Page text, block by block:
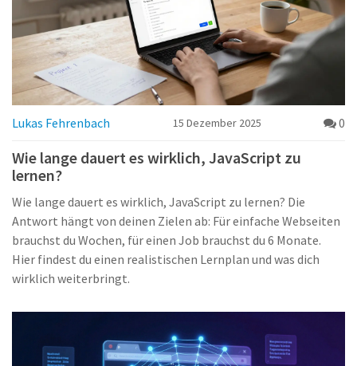
Lukas Fehrenbach 15 Dezember 2025 0
Wie lange dauert es wirklich, JavaScript zu
lernen?
Wie lange dauert es wirklich, JavaScript zu lernen? Die
Antwort hängt von deinen Zielen ab: Für einfache Webseiten
brauchst du Wochen, für einen Job brauchst du 6 Monate.
Hier findest du einen realistischen Lernplan und was dich
wirklich weiterbringt.